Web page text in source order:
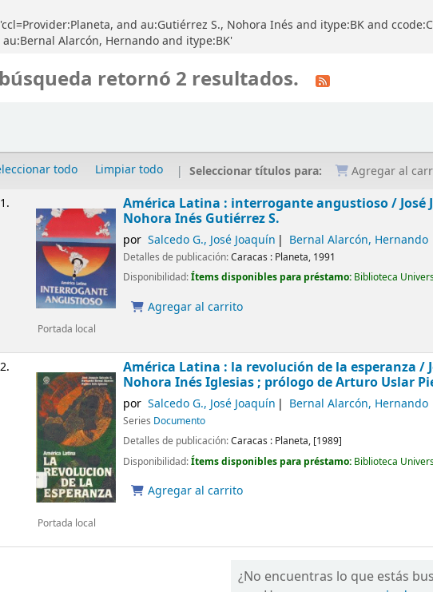
and au:Gutiérrez S., Nohora Inés and itype:BK and
Alarcón, Hernando and itype:BK'
retornó 2 resultados.
todo Limpiar todo Seleccionar títulos para: Agregar al
1.
Portada local
América Latina : interrogante angustioso /
Nohora Inés Gutiérrez S.
por Salcedo G., José Joaquín Bernal Alarcón, Hernando
Detalles de publicación:Caracas : Planeta, 1991
Disponibilidad:Ítems disponibles para préstamo: Biblioteca
Agregar al carrito
2.
Portada local
América Latina : la revolución de la esperanza /
Nohora Inés Iglesias ; prólogo de Arturo Uslar
por Salcedo G., José Joaquín Bernal Alarcón, Hernando
Series Documento
Detalles de publicación:Caracas : Planeta, [1989]
Disponibilidad:Ítems disponibles para préstamo: Biblioteca
Agregar al carrito
¿No encuentras lo que estás